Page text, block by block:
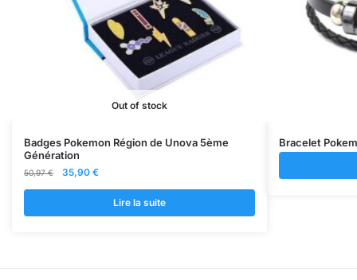
Out of stock
Badges Pokemon Région de Unova 5ème
Génération
50,97€
Le
était :
35,90 €Le
actuel
est :
Lire la suite
Bracelet